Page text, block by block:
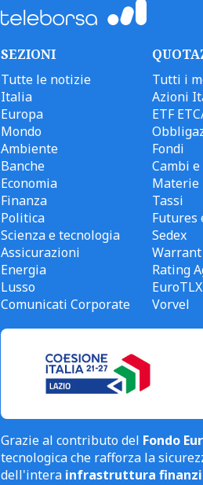
SEZIONI
Tutte le notizie
Italia
Europa
Mondo
Ambiente
Banche
Economia
Finanza
Politica
Scienza e tecnologia
Assicurazioni
Energia
Lusso
Comunicati Corporate
Tutti i
Azioni
ETF
Fondi
Cambi
Materie
Tassi
Futures
Sedex
Warrant
Rating
EuroTLX
Vorvel
Grazie al contributo del Fondo
tecnologica che rafforza la
dell'intera infrastruttura